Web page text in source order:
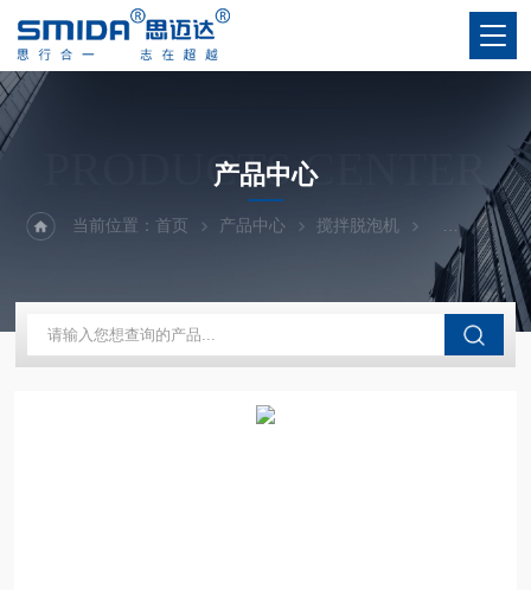
PRODUCTS CENTER
产品中心
当前位置：首页 产品中心 搅拌脱泡机 真空搅拌脱